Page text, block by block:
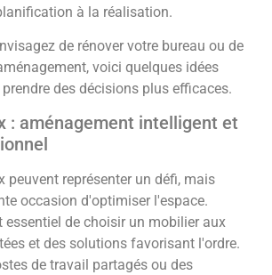
à la réalisation.
de rénover votre bureau ou de
voici quelques idées
des décisions plus efficaces.
: aménagement intelligent et
peuvent représenter un défi, mais
occasion d'optimiser l'espace.
essentiel de choisir un mobilier aux
et des solutions favorisant l'ordre.
de travail partagés ou des